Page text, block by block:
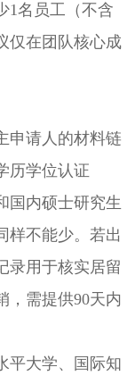
1名员工（不含
仅在团队核心成
请人的材料链
历学位认证
国内硕士研究生
样不能少。若出
录用于核实居留
，需提供90天内
大学、国际知